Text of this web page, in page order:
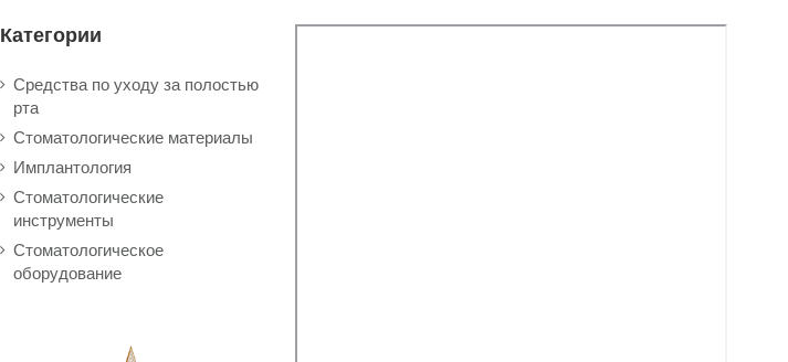
Категории
Средства по уходу за полостью
рта
Стоматологические материалы
Имплантология
Стоматологические
инструменты
Стоматологическое
оборудование